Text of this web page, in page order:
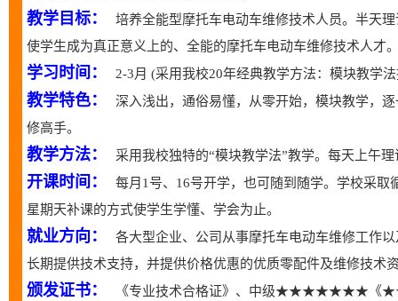
教学目标：
培养全能型摩托车电动车维修技术人员。半天
使学生成为真正意义上的、全能的摩托车电动车维修技术人才
学习时间： 2-3月 (采用我校20年经典教学方法：模块教学
教学特色：
深入浅出，通俗易懂，从零开始，模块教学，
修高手。
教学方法： 采用我校独特的“模块教学法”教学。每天上午
开课时间：
每月1号、16号开学，也可随到随学。学校采
星期天补课的方式使学生学懂、学会为止。
就业方向：
各大型企业、公司从事摩托车电动车维修工作
长期提供技术支持，并提供价格优惠的优质零配件及维修技术
颁发证书： 《专业技术合格证》、中级★★★★★★★